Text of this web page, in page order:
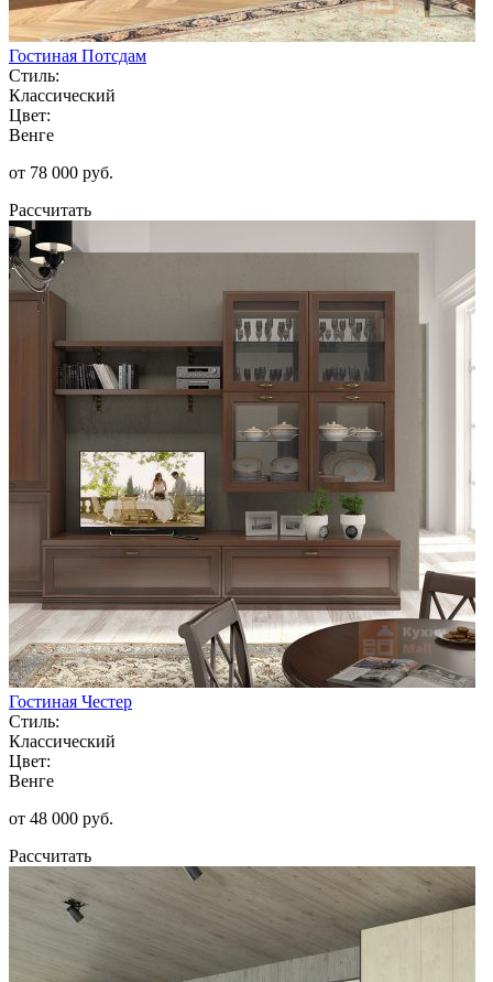
Гостиная Потсдам
Стиль:
Классический
Цвет:
Венге
от 78 000 руб.
Рассчитать
Гостиная Честер
Стиль:
Классический
Цвет:
Венге
от 48 000 руб.
Рассчитать